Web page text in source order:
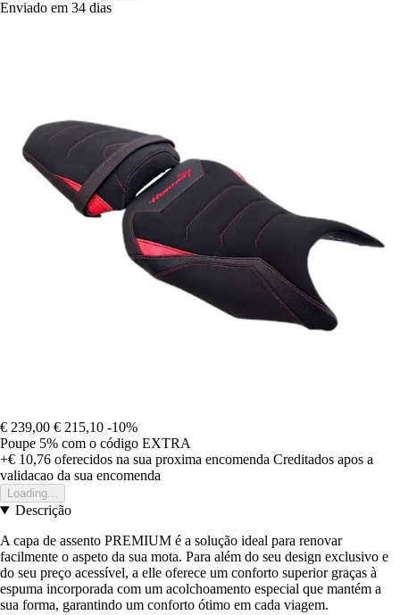
Enviado em 34 dias
€ 239,00 € 215,10 -10%
Poupe 5% com o código EXTRA
+€ 10,76 oferecidos na sua proxima encomenda Creditados apos a
validacao da sua encomenda
Loading...
Descrição
A capa de assento PREMIUM é a solução ideal para renovar
facilmente o aspeto da sua mota. Para além do seu design exclusivo e
do seu preço acessível, a elle oferece um conforto superior graças à
espuma incorporada com um acolchoamento especial que mantém a
sua forma, garantindo um conforto ótimo em cada viagem.